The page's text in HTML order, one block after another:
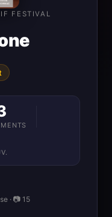
FESTIVAL
· 📷 15